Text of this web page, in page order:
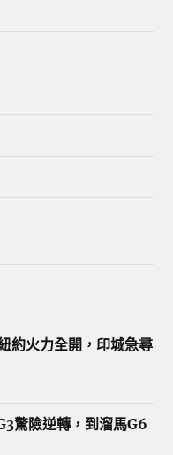
約火力全開，印城急尋
驚險逆轉，到溜馬G6